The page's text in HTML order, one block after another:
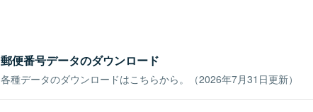
郵便番号データのダウンロード
各種データのダウンロードはこちらから。（2026年7月31日更新）